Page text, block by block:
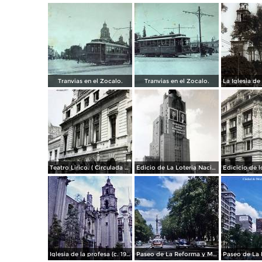
Tranvias en el Zocalo. Tranvias en el Zocalo.
Teatro Lirico. ( Circulada el 1 de Agosto de 1926 ). Edicio de La Loteria Nacional Ciudad de México Abril de 1964
Iglesia de la profesa (c. 1950) Paseo de La Reforma y Mto a La Independencia 1950 Paseo de La